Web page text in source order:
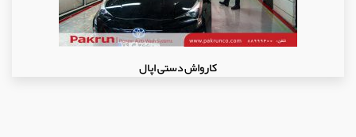
کارواش دستی اپال